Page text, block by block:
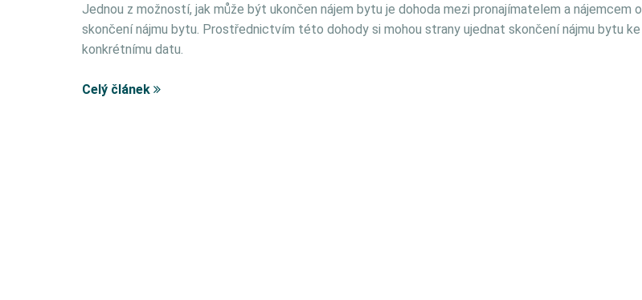
Jednou z možností, jak může být ukončen nájem bytu je dohoda mezi pronajímatelem a nájemcem o
skončení nájmu bytu. Prostřednictvím této dohody si mohou strany ujednat skončení nájmu bytu ke
konkrétnímu datu.
Celý článek